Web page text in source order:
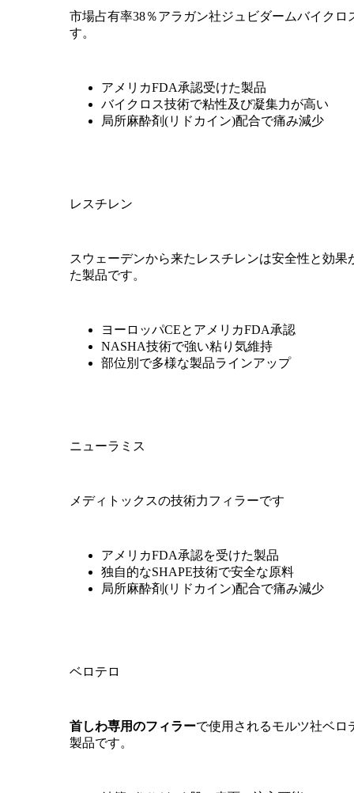
市場占有率38％アラガン社ジュビダームバイクロ
す。
アメリカFDA承認受けた製品
バイクロス技術で粘性及び凝集力が高い
局所麻酔剤(リドカイン)配合で痛み減少
レスチレン
スウェーデンから来たレスチレンは安全性と効果
た製品です。
ヨーロッパCEとアメリカFDA承認
NASHA技術で強い粘り気維持
部位別で多様な製品ラインアップ
ニューラミス
メディトックスの技術力フィラーです
アメリカFDA承認を受けた製品
独自的なSHAPE技術で安全な原料
局所麻酔剤(リドカイン)配合で痛み減少
ベロテロ
首しわ専用のフィラーで使用されるモルツ社ベロ
製品です。
オンユボトックス製品